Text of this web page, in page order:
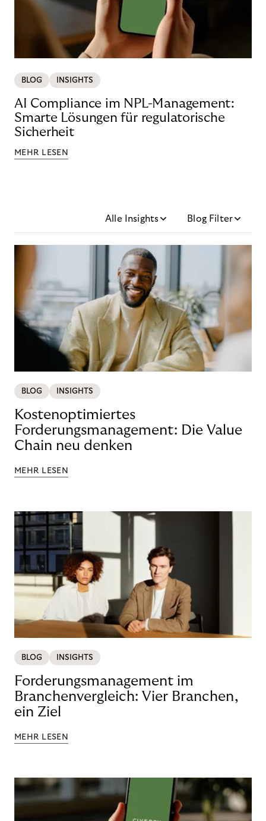
BLOG INSIGHTS
AI Compliance im NPL-Management:
Smarte Lösungen für regulatorische
Sicherheit
MEHR LESEN
Alle Insights Blog Filter
BLOG INSIGHTS
Kostenoptimiertes
Forderungsmanagement: Die Value
Chain neu denken
MEHR LESEN
BLOG INSIGHTS
Forderungsmanagement im
Branchenvergleich: Vier Branchen,
ein Ziel
MEHR LESEN